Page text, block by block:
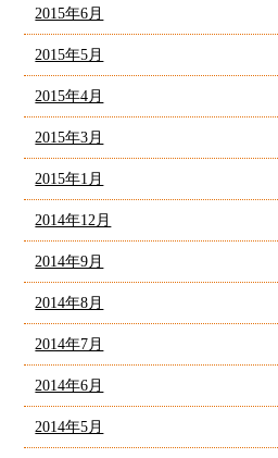
2015年6月
2015年5月
2015年4月
2015年3月
2015年1月
2014年12月
2014年9月
2014年8月
2014年7月
2014年6月
2014年5月